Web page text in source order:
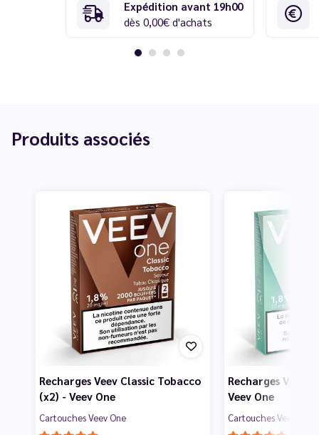
Expédition avant 19h00
dès 0,00€ d'achats
Produits associés
Recharges Veev Classic Tobacco
(x2) - Veev One
Cartouches Veev One
Recharges Veev
Veev One
Cartouches Veev One